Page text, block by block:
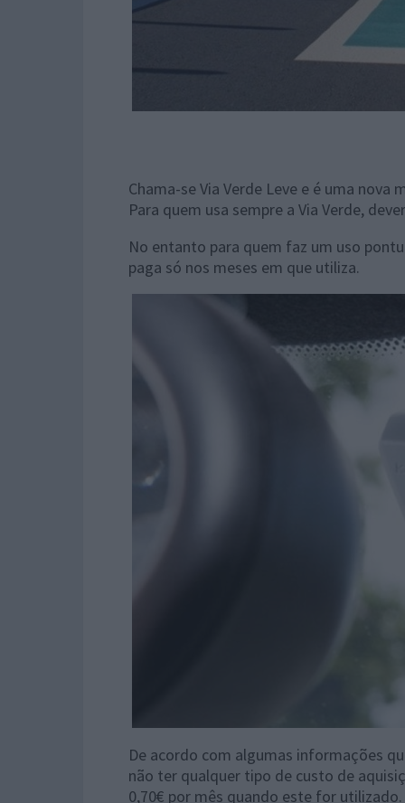
Chama-se Via Verde Leve e é uma
Para quem usa sempre a Via Verde,
No entanto para quem faz um uso
paga só nos meses em que utiliza.
De acordo com algumas informações
não ter qualquer tipo de custo de
0,70€ por mês quando este for utilizado.